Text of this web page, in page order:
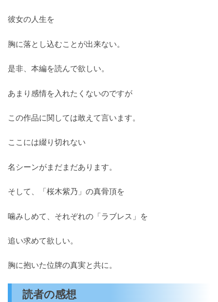
彼女の人生を
胸に落とし込むことが出来ない。
是非、本編を読んで欲しい。
あまり感情を入れたくないのですが
この作品に関しては敢えて言います。
ここには綴り切れない
名シーンがまだまだあります。
そして、「桜木紫乃」の真骨頂を
噛みしめて、それぞれの「ラブレス」を
追い求めて欲しい。
胸に抱いた位牌の真実と共に。
読者の感想